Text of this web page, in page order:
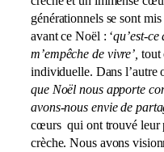
générationnels se sont
avant ce Noël : ‘qu’est-
m’empêche de vivre’, tout
individuelle. Dans l’autre
que Noël nous apporte
avons-nous envie de
cœurs qui ont trouvé leur
crèche. Nous avons